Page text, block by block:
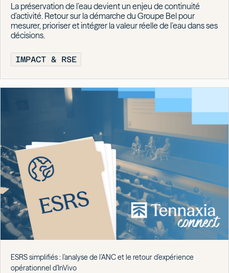
La préservation de l’eau devient un enjeu de continuité
d’activité. Retour sur la démarche du Groupe Bel pour
mesurer, prioriser et intégrer la valeur réelle de l’eau dans ses
décisions.
IMPACT & RSE
ESRS simplifiés : l’analyse de l’ANC et le retour d’expérience
opérationnel d’InVivo